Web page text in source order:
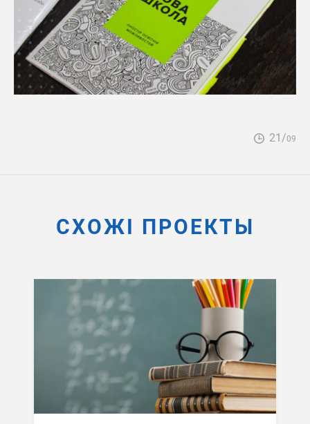
21/09
СХОЖІ ПРОЕКТЫ